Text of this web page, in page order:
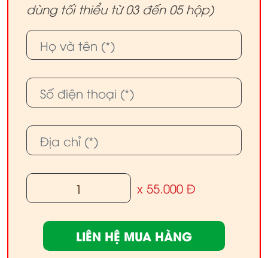
dùng tối thiểu từ 03 đến 05 hộp)
x 55.000 Đ
LIÊN HỆ MUA HÀNG